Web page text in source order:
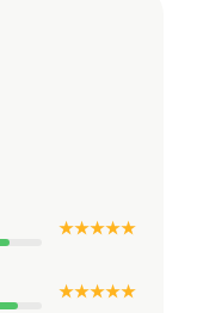
★ ★ ★ ★ ★
★ ★ ★ ★ ★